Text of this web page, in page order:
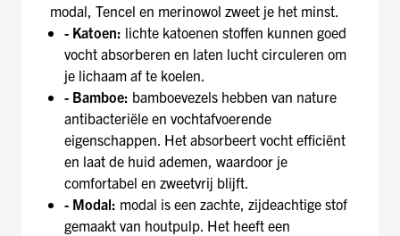
modal, Tencel en merinowol zweet je het minst.
- Katoen: lichte katoenen stoffen kunnen goed
vocht absorberen en laten lucht circuleren om
je lichaam af te koelen.
- Bamboe: bamboevezels hebben van nature
antibacteriële en vochtafvoerende
eigenschappen. Het absorbeert vocht efficiënt
en laat de huid ademen, waardoor je
comfortabel en zweetvrij blijft.
- Modal: modal is een zachte, zijdeachtige stof
gemaakt van houtpulp. Het heeft een